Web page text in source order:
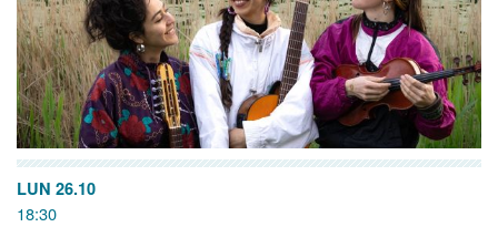
LUN 26.10
18:30